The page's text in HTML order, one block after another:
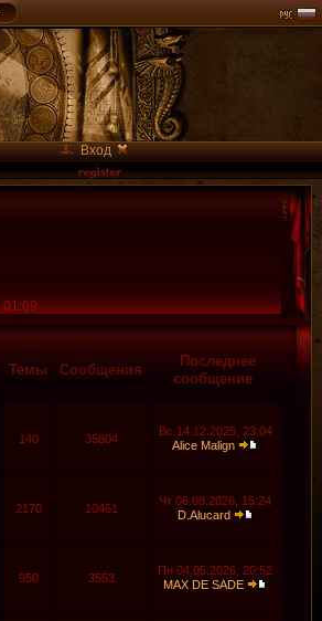
Вход
01:09
Темы Сообщения
Последнее
сообщение
140 35804
Вс 14.12.2025, 23:04
Alice Malign
2170 10461
Чт 06.08.2026, 15:24
D.Alucard
950 3553
Пн 04.05.2026, 20:52
MAX DE SADE